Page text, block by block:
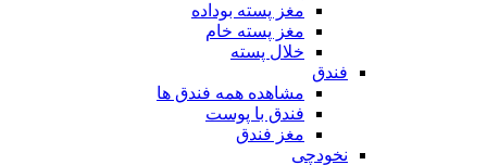
مغز پسته بوداده
مغز پسته خام
خلال پسته
فندق
مشاهده همه فندق ها
فندق با پوست
مغز فندق
نخودچی